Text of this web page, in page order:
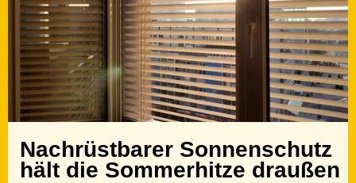
Nachrüstbarer Sonnenschutz
hält die Sommerhitze draußen